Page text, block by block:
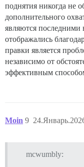
поднятия никогда не
дополнительного
являются последними
отображались
правки является
независимо от
эффективным
Moin 9
mcwumbly: